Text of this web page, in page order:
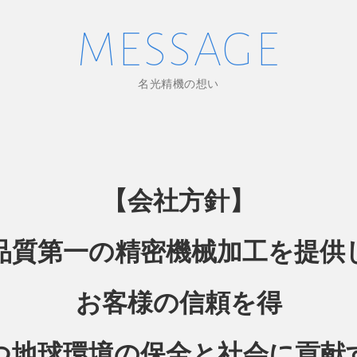
MESSAGE
名光精機の想い
【会社方針】
質第一の精密機械加工を提供
お客様の信頼を得